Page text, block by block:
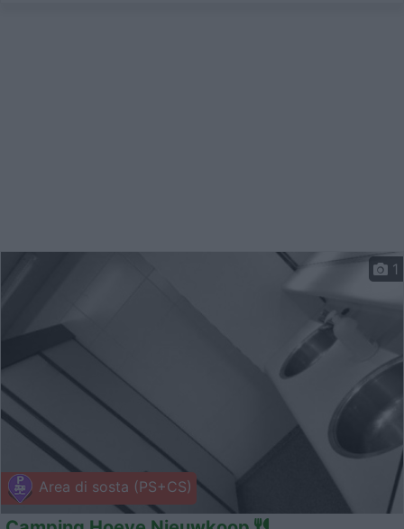
Area di sosta (PS+CS)
1